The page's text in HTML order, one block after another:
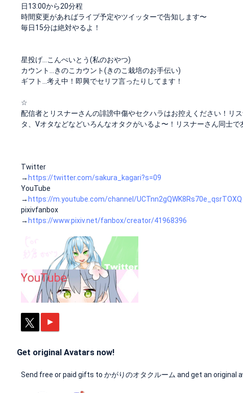
日13:00から20分程
時間変更があればライブ予定やツイッターで告知します〜
毎日15分は絶対やるよ！
星投げ…こんぺいとう(私のおやつ)
カウント…きのこカウント(きのこ栽培のお手伝い)
ギフト…考え中！即興でセリフ言ったりしてます！
☆
配信者とリスナーさんの誹謗中傷やセクハラはお控えください！リ
タ、Vオタなどなどいろんなオタクがいるよ〜！リスナーさん同士
Twitter
→ https://twitter.com/sakura_kagari?s=09
YouTube
→ https://m.youtube.com/channel/UCTnn2gQWK8Rs70e_qsrTOXQ
pixivfanbox
→ https://www.pixiv.net/fanbox/creator/41968396
Get original Avatars now!
Send free or paid gifts to かがりのオタクルーム and get an original